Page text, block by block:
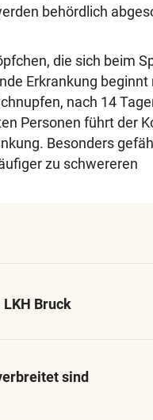
behördlich
die sich beim
Erkrankung beginnt
nach 14
Personen führt der
Besonders
zu schwereren
Bruck
sind